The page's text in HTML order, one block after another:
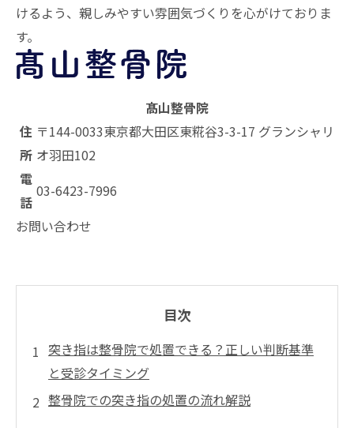
けるよう、親しみやすい雰囲気づくりを心がけておりま
す。
髙山整骨院
住
所
〒144-0033東京都大田区東糀谷3-3-17 グランシャリ
オ羽田102
電
話
03-6423-7996
お問い合わせ
目次
突き指は整骨院で処置できる？正しい判断基準
と受診タイミング
整骨院での突き指の処置の流れ解説